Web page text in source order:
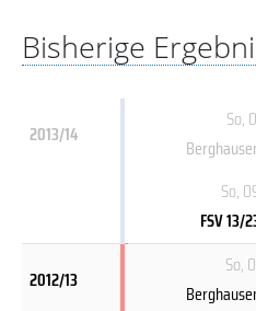
Bisherige
2013/14
So,
So,
FSV 13/
2012/13
So,